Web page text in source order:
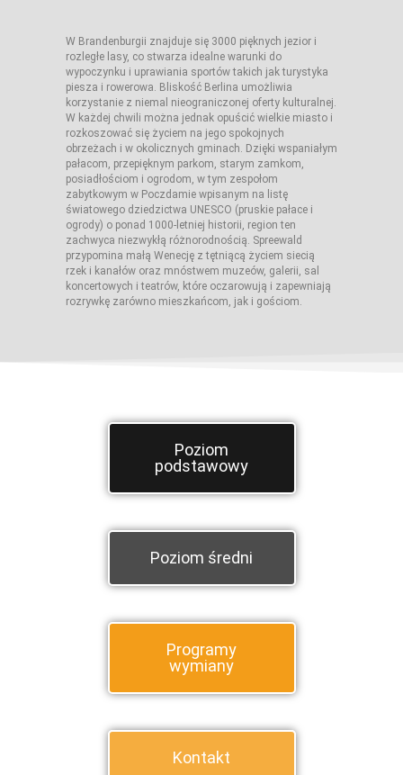
W Brandenburgii znajduje się 3000 pięknych jezior i
rozległe lasy, co stwarza idealne warunki do
wypoczynku i uprawiania sportów takich jak turystyka
piesza i rowerowa. Bliskość Berlina umożliwia
korzystanie z niemal nieograniczonej oferty kulturalnej.
W każdej chwili można jednak opuścić wielkie miasto i
rozkoszować się życiem na jego spokojnych
obrzeżach i w okolicznych gminach. Dzięki wspaniałym
pałacom, przepięknym parkom, starym zamkom,
posiadłościom i ogrodom, w tym zespołom
zabytkowym w Poczdamie wpisanym na listę
światowego dziedzictwa UNESCO (pruskie pałace i
ogrody) o ponad 1000-letniej historii, region ten
zachwyca niezwykłą różnorodnością. Spreewald
przypomina małą Wenecję z tętniącą życiem siecią
rzek i kanałów oraz mnóstwem muzeów, galerii, sal
koncertowych i teatrów, które oczarowują i zapewniają
rozrywkę zarówno mieszkańcom, jak i gościom.
Poziom
podstawowy
Poziom średni
Programy
wymiany
Kontakt